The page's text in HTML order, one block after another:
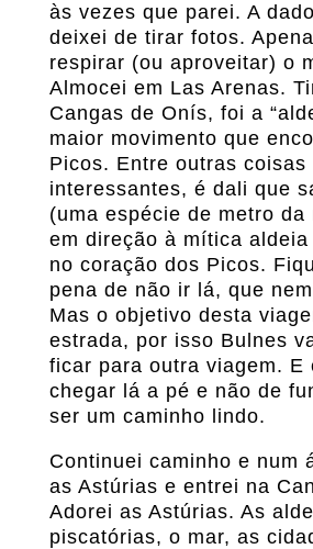
às vezes que parei. A
deixei de tirar fotos.
respirar (ou aproveitar) o
Almocei em Las Arenas.
Cangas de Onís, foi a
maior movimento que
Picos. Entre outras coisas
interessantes, é dali que
(uma espécie de metro da
em direção à mítica aldeia
no coração dos Picos.
pena de não ir lá, que
Mas o objetivo desta
estrada, por isso Bulnes
ficar para outra viagem. E
chegar lá a pé e não de
ser um caminho lindo.
Continuei caminho e num
as Astúrias e entrei na
Adorei as Astúrias. As
piscatórias, o mar, as